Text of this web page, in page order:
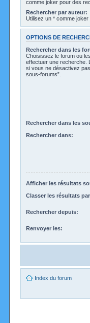
comme joker pour des
Rechercher par auteur:
Utilisez un * comme
OPTIONS DE
Rechercher dans les
Choisissez le forum ou
effectuer une recherche.
si vous ne désactivez
sous-forums”.
Rechercher dans les
Rechercher dans:
Afficher les résultats
Classer les résultats
Rechercher depuis:
Renvoyer les:
Index du forum